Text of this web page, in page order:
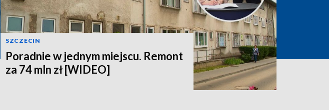
SZCZECIN
Poradnie w jednym miejscu. Remont
za 74 mln zł [WIDEO]